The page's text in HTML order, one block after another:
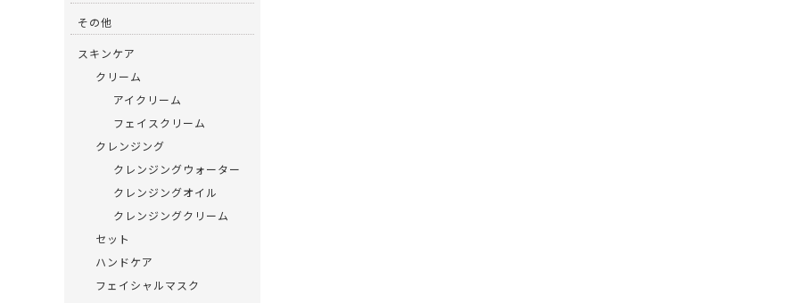
その他
スキンケア
クリーム
アイクリーム
フェイスクリーム
クレンジング
クレンジングウォーター
クレンジングオイル
クレンジングクリーム
セット
ハンドケア
フェイシャルマスク